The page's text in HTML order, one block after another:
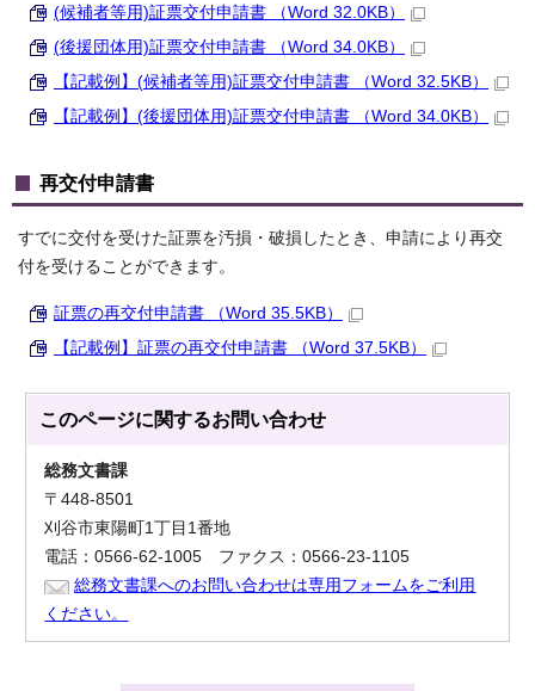
(候補者等用)証票交付申請書 （Word 32.0KB）
(後援団体用)証票交付申請書 （Word 34.0KB）
【記載例】(候補者等用)証票交付申請書 （Word 32.5KB）
【記載例】(後援団体用)証票交付申請書 （Word 34.0KB）
再交付申請書
すでに交付を受けた証票を汚損・破損したとき、申請により再交
付を受けることができます。
証票の再交付申請書 （Word 35.5KB）
【記載例】証票の再交付申請書 （Word 37.5KB）
このページに関するお問い合わせ
総務文書課
〒448-8501
刈谷市東陽町1丁目1番地
電話：0566-62-1005 ファクス：0566-23-1105
総務文書課へのお問い合わせは専用フォームをご利用
ください。